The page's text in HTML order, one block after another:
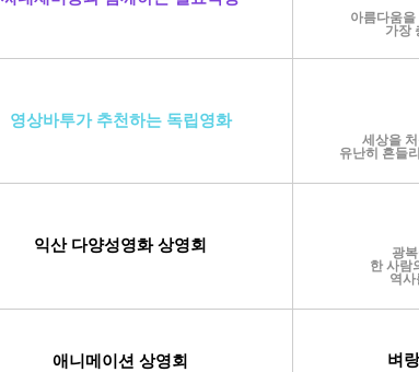
아름다움
가장
영상바투가 추천하는 독립영화
세상을
유난히 흔들
익산 다양성영화 상영회
광
한 사람
역사
애니메이션 상영회
벼